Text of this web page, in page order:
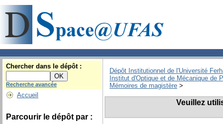
Chercher dans le dépôt :
Recherche avancée
Accueil
Parcourir le dépôt par :
Dépôt Institutionnel de l'Université
Institut d'Optique et de Mécanique de
Mémoires de magistère >
Veuillez